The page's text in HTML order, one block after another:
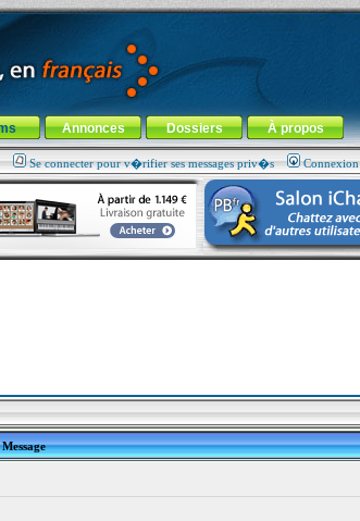
Annonces Dossiers À propos
Se connecter pour v�rifier ses messages priv�s Connexion
Message